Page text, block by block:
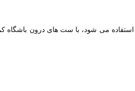
می شود، با ست های درون باشگاه